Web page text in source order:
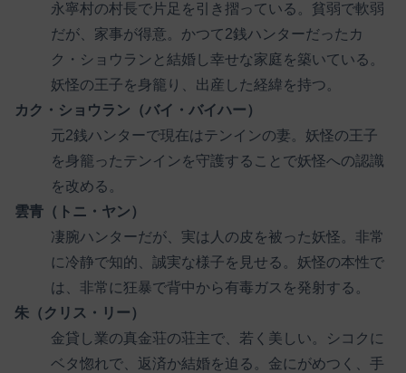
永寧村の村長で片足を引き摺っている。貧弱で軟弱
だが、家事が得意。かつて2銭ハンターだったカ
ク・ショウランと結婚し幸せな家庭を築いている。
妖怪の王子を身籠り、出産した経緯を持つ。
カク・ショウラン（バイ・バイハー）
元2銭ハンターで現在はテンインの妻。妖怪の王子
を身籠ったテンインを守護することで妖怪への認識
を改める。
雲青（トニ・ヤン）
凄腕ハンターだが、実は人の皮を被った妖怪。非常
に冷静で知的、誠実な様子を見せる。妖怪の本性で
は、非常に狂暴で背中から有毒ガスを発射する。
朱（クリス・リー）
金貸し業の真金荘の荘主で、若く美しい。シコクに
ベタ惚れで、返済か結婚を迫る。金にがめつく、手